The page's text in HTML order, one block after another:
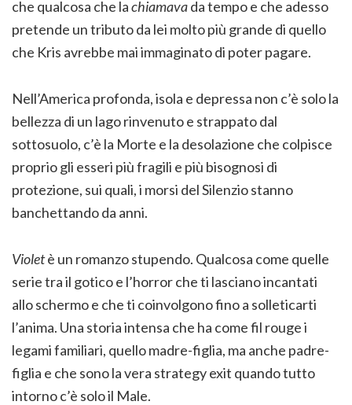
che qualcosa che lachiamavada tempo e che adesso
pretende un tributo da lei molto più grande di quello
che Kris avrebbe mai immaginato di poter pagare.
Nell’America profonda, isola e depressa non c’è solo la
bellezza di un lago rinvenuto e strappato dal
sottosuolo, c’è la Morte e la desolazione che colpisce
proprio gli esseri più fragili e più bisognosi di
protezione, sui quali, i morsi del Silenzio stanno
banchettando da anni.
Violetè un romanzo stupendo. Qualcosa come quelle
serie tra il gotico e l’horror che ti lasciano incantati
allo schermo e che ti coinvolgono fino a solleticarti
l’anima. Una storia intensa che ha come fil rouge i
legami familiari, quello madre-figlia, ma anche padre-
figlia e che sono la vera strategy exit quando tutto
intorno c’è solo il Male.